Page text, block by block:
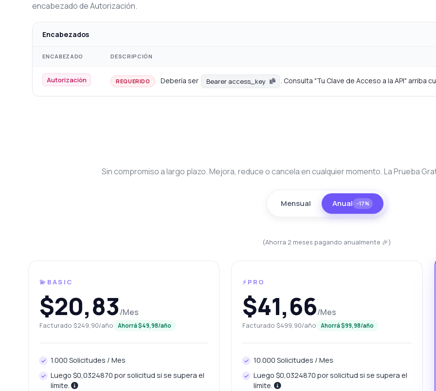
encabezado de Autorización.
Encabezados
ENCABEZADO DESCRIPCIÓN
Autorización REQUERIDO Debería ser Bearer access_key . Consulta "Tu Clave de Acceso a la API" arriba
Sin compromiso a largo plazo. Mejora, reduce o cancela en cualquier momento. La Prueba
Mensual Anual −17%
(Ahorra 2 meses pagando anualmente 🎉)
💫BASIC
$20,83/Mes
Facturado $249,90/año Ahorrá $49,98/año
1.000 Solicitudes / Mes
Luego $0,0324870 por solicitud si se supera el
límite.
⚡PRO
$41,66/Mes
Facturado $499,90/año Ahorrá $99,98/año
10.000 Solicitudes / Mes
Luego $0,0324870 por solicitud si se supera el
límite.
Pregunta lo que quieras
Respuestas sobre Rastreador de Fondos API
¡Hola! Pregúntame lo que quieras sobre Rastreador de Fondos API —
¿Qué parámetros se necesitan para tasas históricas?
¿Cómo puedo verificar los símbolos de fondos soportados?